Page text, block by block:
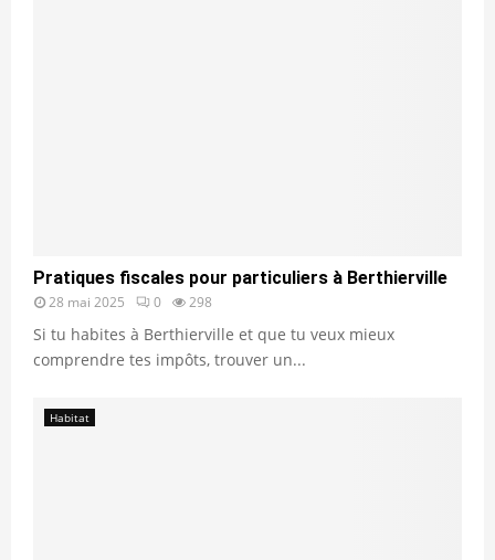
Pratiques fiscales pour particuliers à Berthierville
28 mai 2025 0 298
Si tu habites à Berthierville et que tu veux mieux
comprendre tes impôts, trouver un...
Habitat